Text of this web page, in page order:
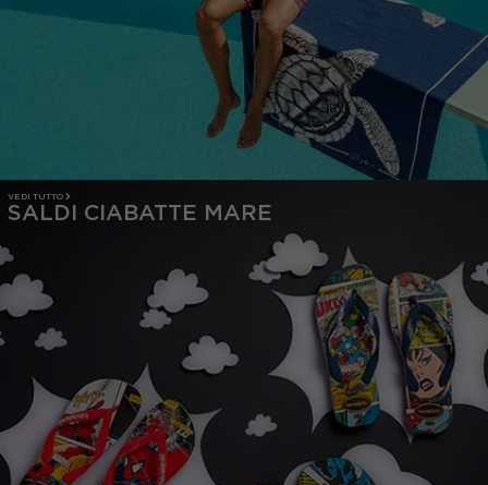
VEDI TUTTO
SALDI CIABATTE MARE